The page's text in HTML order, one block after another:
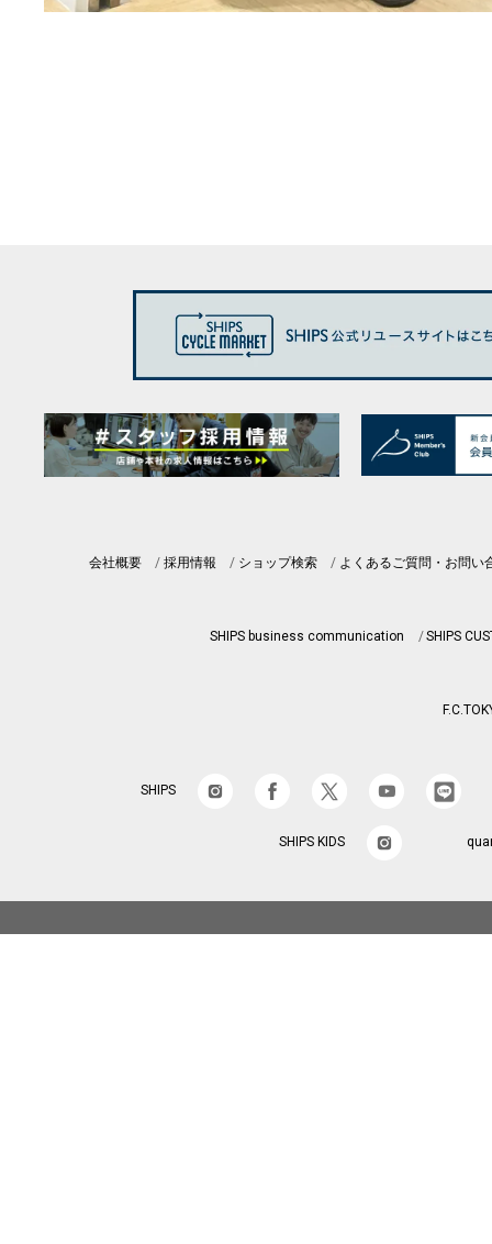
会社概要 採用情報 ショップ検索 よくあるご質問・お問い
SHIPS business communication SHIPS
SHIPS
SHIPS KIDS